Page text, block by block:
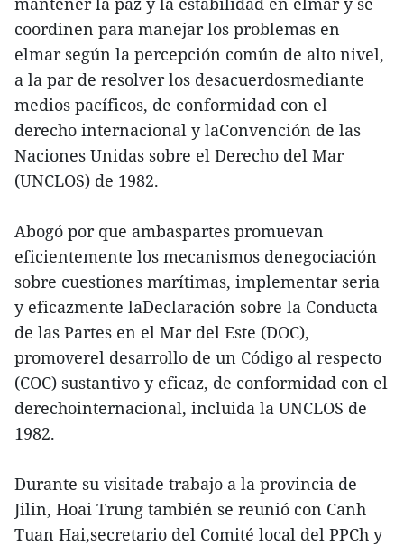
coordinen para manejar los problemas en
elmar según la percepción común de alto nivel,
a la par de resolver los desacuerdosmediante
medios pacíficos, de conformidad con el
derecho internacional y laConvención de las
Naciones Unidas sobre el Derecho del Mar
(UNCLOS) de 1982.
Abogó por que ambaspartes promuevan
eficientemente los mecanismos denegociación
sobre cuestiones marítimas, implementar seria
y eficazmente laDeclaración sobre la Conducta
de las Partes en el Mar del Este (DOC),
promoverel desarrollo de un Código al respecto
(COC) sustantivo y eficaz, de conformidad con el
derechointernacional, incluida la UNCLOS de
1982.
Durante su visitade trabajo a la provincia de
Jilin, Hoai Trung también se reunió con Canh
Tuan Hai,secretario del Comité local del PPCh y